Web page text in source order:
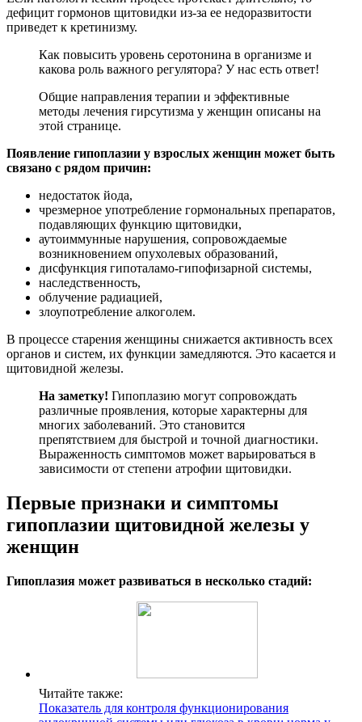
дефицит гормонов щитовидки из-за ее недоразвитости
приведет к кретинизму.
Как повысить уровень серотонина в организме и
какова роль важного регулятора? У нас есть ответ!
Общие направления терапии и эффективные
методы лечения гирсутизма у женщин описаны на
этой странице.
Появление гипоплазии у взрослых женщин может быть
связано с рядом причин:
недостаток йода,
чрезмерное употребление гормональных препаратов,
подавляющих функцию щитовидки,
аутоиммунные нарушения, сопровождаемые
возникновением опухолевых образований,
дисфункция гипоталамо-гипофизарной системы,
наследственность,
облучение радиацией,
злоупотребление алкоголем.
В процессе старения женщины снижается активность всех
органов и систем, их функции замедляются. Это касается и
щитовидной железы.
На заметку! Гипоплазию могут сопровождать
различные проявления, которые характерны для
многих заболеваний. Это становится
препятствием для быстрой и точной диагностики.
Выраженность симптомов может варьироваться в
зависимости от степени атрофии щитовидки.
Первые признаки и симптомы
гипоплазии щитовидной железы у
женщин
Гипоплазия может развиваться в несколько стадий:
Читайте также:
Показатель для контроля функционирования